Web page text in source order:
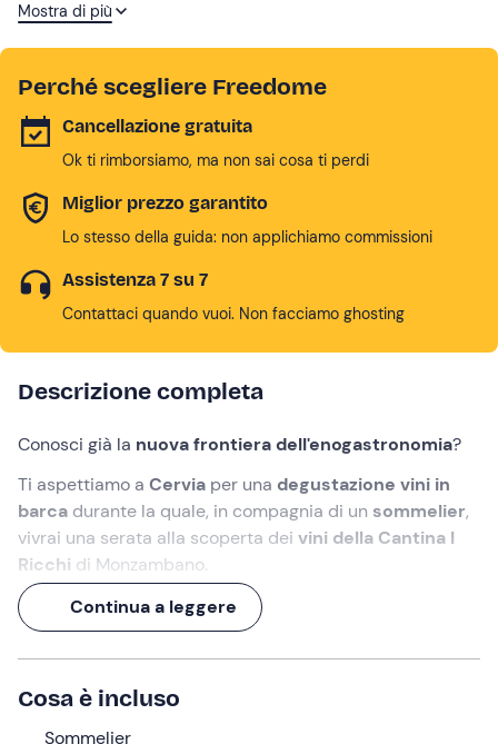
territorio selvatico e difficile da coltivare. La
lungimiranza di Enrico Stefanoni, trisavolo dell’attuale
proprietà, che ha piantumato a vigna questa dolce
collina, ottenendo gli ottimi vini che oggi fanno di
Cantina Ricchi un angolo di paradiso.
Mostra di più
Perché scegliere Freedome
Cancellazione gratuita
Ok ti rimborsiamo, ma non sai cosa ti perdi
Miglior prezzo garantito
Lo stesso della guida: non applichiamo commissioni
Assistenza 7 su 7
Contattaci quando vuoi. Non facciamo ghosting
Descrizione completa
Conosci già la nuova frontiera dell'enogastronomia?
Ti aspettiamo a Cervia per una degustazione vini in
barca durante la quale, in compagnia di un sommelier,
vivrai una serata alla scoperta dei vini della Cantina I
Ricchi di Monzambano.
Un'
esperienza di 4 ore, che avrà tutto il sapore di un
aperitivo al tramonto vista mare...
L'appuntamento è alle ore 18:00 presso il
Continua a leggere
Cosa è incluso
Sommelier